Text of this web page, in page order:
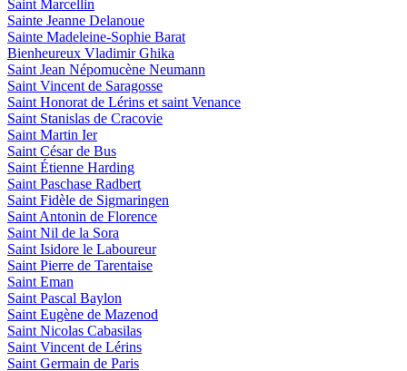
Saint Marcellin
Sainte Jeanne Delanoue
Sainte Madeleine-Sophie Barat
Bienheureux Vladimir Ghika
Saint Jean Népomucène Neumann
Saint Vincent de Saragosse
Saint Honorat de Lérins et saint Venance
Saint Stanislas de Cracovie
Saint Martin Ier
Saint César de Bus
Saint Étienne Harding
Saint Paschase Radbert
Saint Fidèle de Sigmaringen
Saint Antonin de Florence
Saint Nil de la Sora
Saint Isidore le Laboureur
Saint Pierre de Tarentaise
Saint Eman
Saint Pascal Baylon
Saint Eugène de Mazenod
Saint Nicolas Cabasilas
Saint Vincent de Lérins
Saint Germain de Paris